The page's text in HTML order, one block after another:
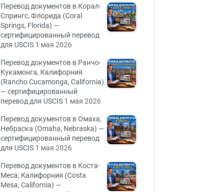
Перевод документов в Корал-
Спрингс, Флорида (Coral
Springs, Florida) —
сертифицированный перевод
для USCIS 1 мая 2026
Перевод документов в Ранчо-
Кукамонга, Калифорния
(Rancho Cucamonga, California)
— сертифицированный
перевод для USCIS 1 мая 2026
Перевод документов в Омаха,
Небраска (Omaha, Nebraska) —
сертифицированный перевод
для USCIS 1 мая 2026
Перевод документов в Коста-
Меса, Калифорния (Costa
Mesa, California) —